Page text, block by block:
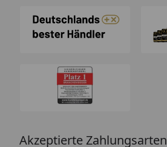
Akzeptierte Zahlungsarten